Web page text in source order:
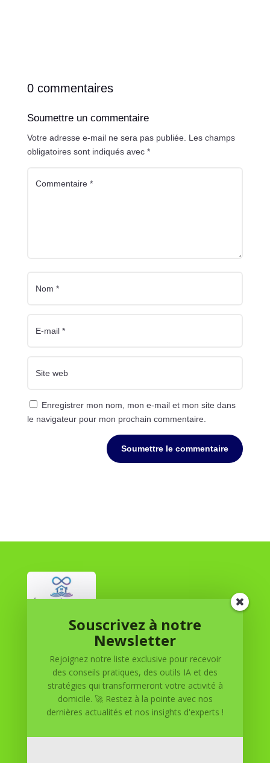
0 commentaires
Soumettre un commentaire
Votre adresse e-mail ne sera pas publiée. Les champs
obligatoires sont indiqués avec *
Enregistrer mon nom, mon e-mail et mon site dans
le navigateur pour mon prochain commentaire.
Soumettre le commentaire
Réussite à Domicile
Réussite à Domicile est votre partenaire de confiance
pour atteindre vos objectifs depuis le confort de votre
maison. Nous offrons des solutions personnalisées pour
vous aider à réussir.
Souscrivez à notre
Newsletter
Rejoignez notre liste exclusive pour recevoir
des conseils pratiques, des outils IA et des
stratégies qui transformeront votre activité à
domicile. 🚀 Restez à la pointe avec nos
dernières actualités et nos insights d'experts !